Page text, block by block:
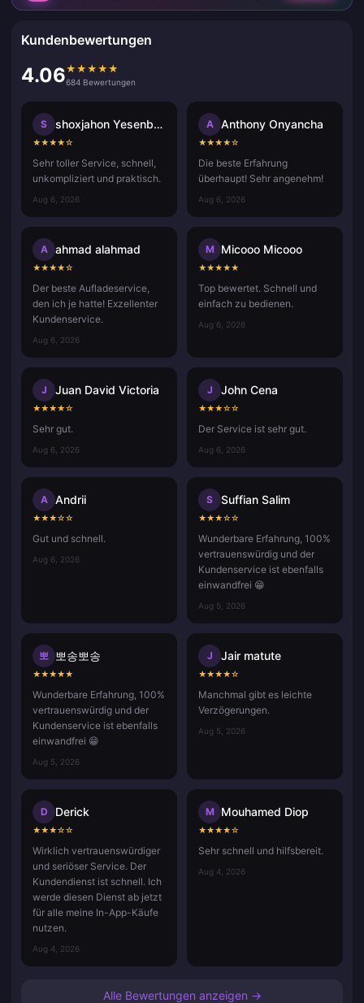
Kundenbewertungen
4.06★ ★ ★ ★ ★
684 Bewertungen
S shoxjahon Yesenboyev
★★★★☆
Sehr toller Service, schnell,
unkompliziert und praktisch.
Aug 6, 2026
A Anthony Onyancha
★★★★☆
Die beste Erfahrung
überhaupt! Sehr angenehm!
Aug 6, 2026
A ahmad alahmad
★★★★☆
Der beste Aufladeservice,
den ich je hatte! Exzellenter
Kundenservice.
Aug 6, 2026
M Micooo Micooo
★★★★★
Top bewertet. Schnell und
einfach zu bedienen.
Aug 6, 2026
J Juan David Victoria
★★★★☆
Sehr gut.
Aug 6, 2026
J John Cena
★★★☆☆
Der Service ist sehr gut.
Aug 6, 2026
A Andrii
★★★☆☆
Gut und schnell.
Aug 6, 2026
S Suffian Salim
★★★☆☆
Wunderbare Erfahrung, 100%
vertrauenswürdig und der
Kundenservice ist ebenfalls
einwandfrei 😁
Aug 5, 2026
뽀 뽀송뽀송
★★★★★
Wunderbare Erfahrung, 100%
vertrauenswürdig und der
Kundenservice ist ebenfalls
einwandfrei 😁
Aug 5, 2026
J Jair matute
★★★★☆
Manchmal gibt es leichte
Verzögerungen.
Aug 5, 2026
D Derick
★★★☆☆
Wirklich vertrauenswürdiger
und seriöser Service. Der
Kundendienst ist schnell. Ich
werde diesen Dienst ab jetzt
für alle meine In-App-Käufe
nutzen.
Aug 4, 2026
M Mouhamed Diop
★★★★☆
Sehr schnell und hilfsbereit.
Aug 4, 2026
Alle Bewertungen anzeigen →